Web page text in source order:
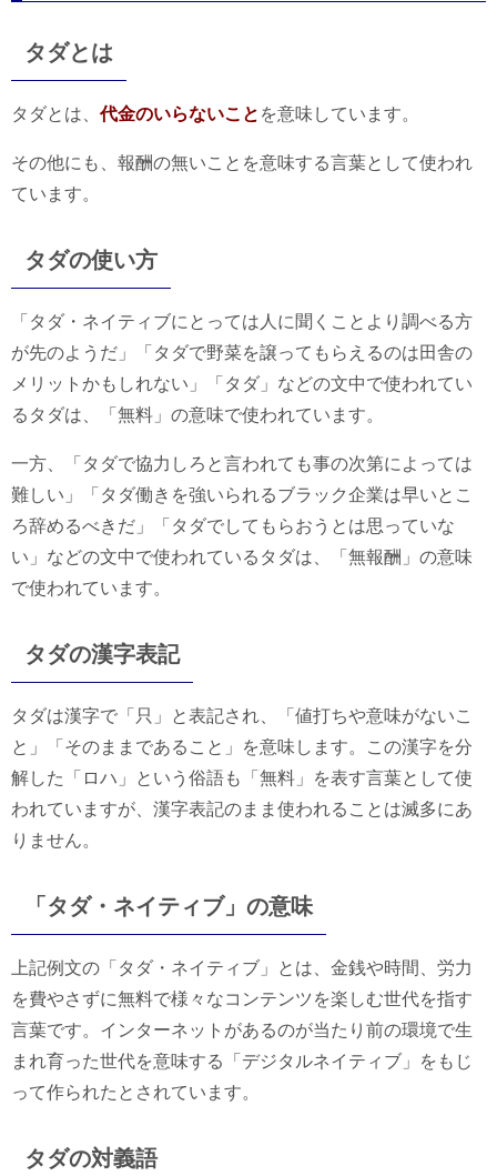
タダとは
タダとは、代金のいらないこと を意味しています。
その他にも、報酬の無いことを意味する言葉として使われ
ています。
タダの使い方
「タダ・ネイティブにとっては人に聞くことより調べる方
が先のようだ」「タダで野菜を譲ってもらえるのは田舎の
メリットかもしれない」「タダ」などの文中で使われてい
るタダは、「無料」の意味で使われています。
一方、「タダで協力しろと言われても事の次第によっては
難しい」「タダ働きを強いられるブラック企業は早いとこ
ろ辞めるべきだ」「タダでしてもらおうとは思っていな
い」などの文中で使われているタダは、「無報酬」の意味
で使われています。
タダの漢字表記
タダは漢字で「只」と表記され、「値打ちや意味がないこ
と」「そのままであること」を意味します。この漢字を分
解した「ロハ」という俗語も「無料」を表す言葉として使
われていますが、漢字表記のまま使われることは滅多にあ
りません。
「タダ・ネイティブ」の意味
上記例文の「タダ・ネイティブ」とは、金銭や時間、労力
を費やさずに無料で様々なコンテンツを楽しむ世代を指す
言葉です。インターネットがあるのが当たり前の環境で生
まれ育った世代を意味する「デジタルネイティブ」をもじ
って作られたとされています。
タダの対義語